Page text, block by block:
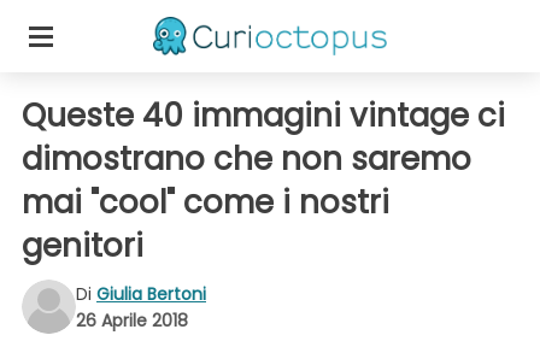
Queste 40 immagini vintage ci
dimostrano che non saremo
mai "cool" come i nostri
genitori
Di Giulia Bertoni
26 Aprile 2018